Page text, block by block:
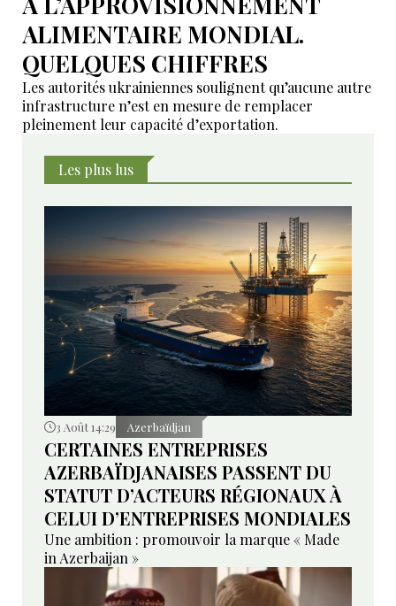
ALIMENTAIRE MONDIAL.
QUELQUES CHIFFRES
Les autorités ukrainiennes soulignent qu’aucune autre
infrastructure n’est en mesure de remplacer
pleinement leur capacité d’exportation.
Les plus lus
3 Août 14:29 Azerbaïdjan
CERTAINES ENTREPRISES
AZERBAÏDJANAISES PASSENT DU
STATUT D’ACTEURS RÉGIONAUX À
CELUI D’ENTREPRISES MONDIALES
Une ambition : promouvoir la marque « Made
in Azerbaijan »